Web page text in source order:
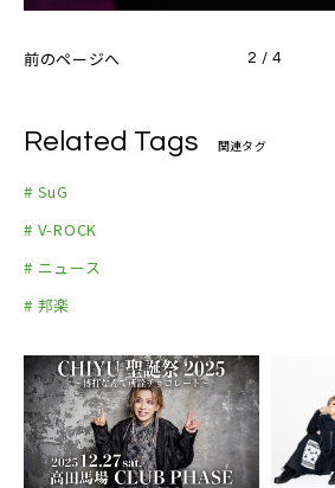
前のページへ 2 / 4
Related Tags 関連タグ
# SuG
# V-ROCK
# ニュース
# 邦楽